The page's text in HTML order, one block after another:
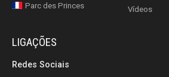
Parc des Princes
Vídeos
LIGAÇÕES
Redes Sociais